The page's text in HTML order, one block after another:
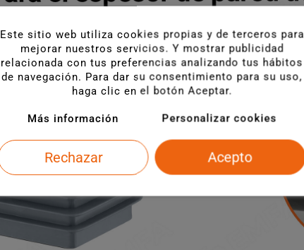
Este sitio web utiliza cookies propias y de terceros para
mejorar nuestros servicios. Y mostrar publicidad
relacionada con tus preferencias analizando tus hábitos
de navegación. Para dar su consentimiento para su uso,
haga clic en el botón Aceptar.
Más información Personalizar cookies
Rechazar Acepto